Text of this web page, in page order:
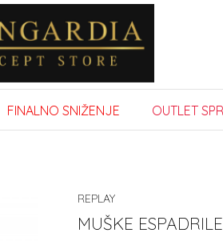
FINALNO SNIŽENJE OUTLET
REPLAY
MUŠKE ESPADRILE